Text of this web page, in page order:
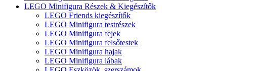
LEGO Minifigura Részek & Kiegészítők
LEGO Friends kiegészítők
LEGO Minifigura testrészek
LEGO Minifigura fejek
LEGO Minifigura felsőtestek
LEGO Minifigura hajak
LEGO Minifigura lábak